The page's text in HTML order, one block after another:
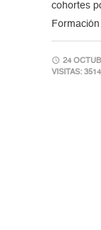
cohortes
24
VISITAS: 3514